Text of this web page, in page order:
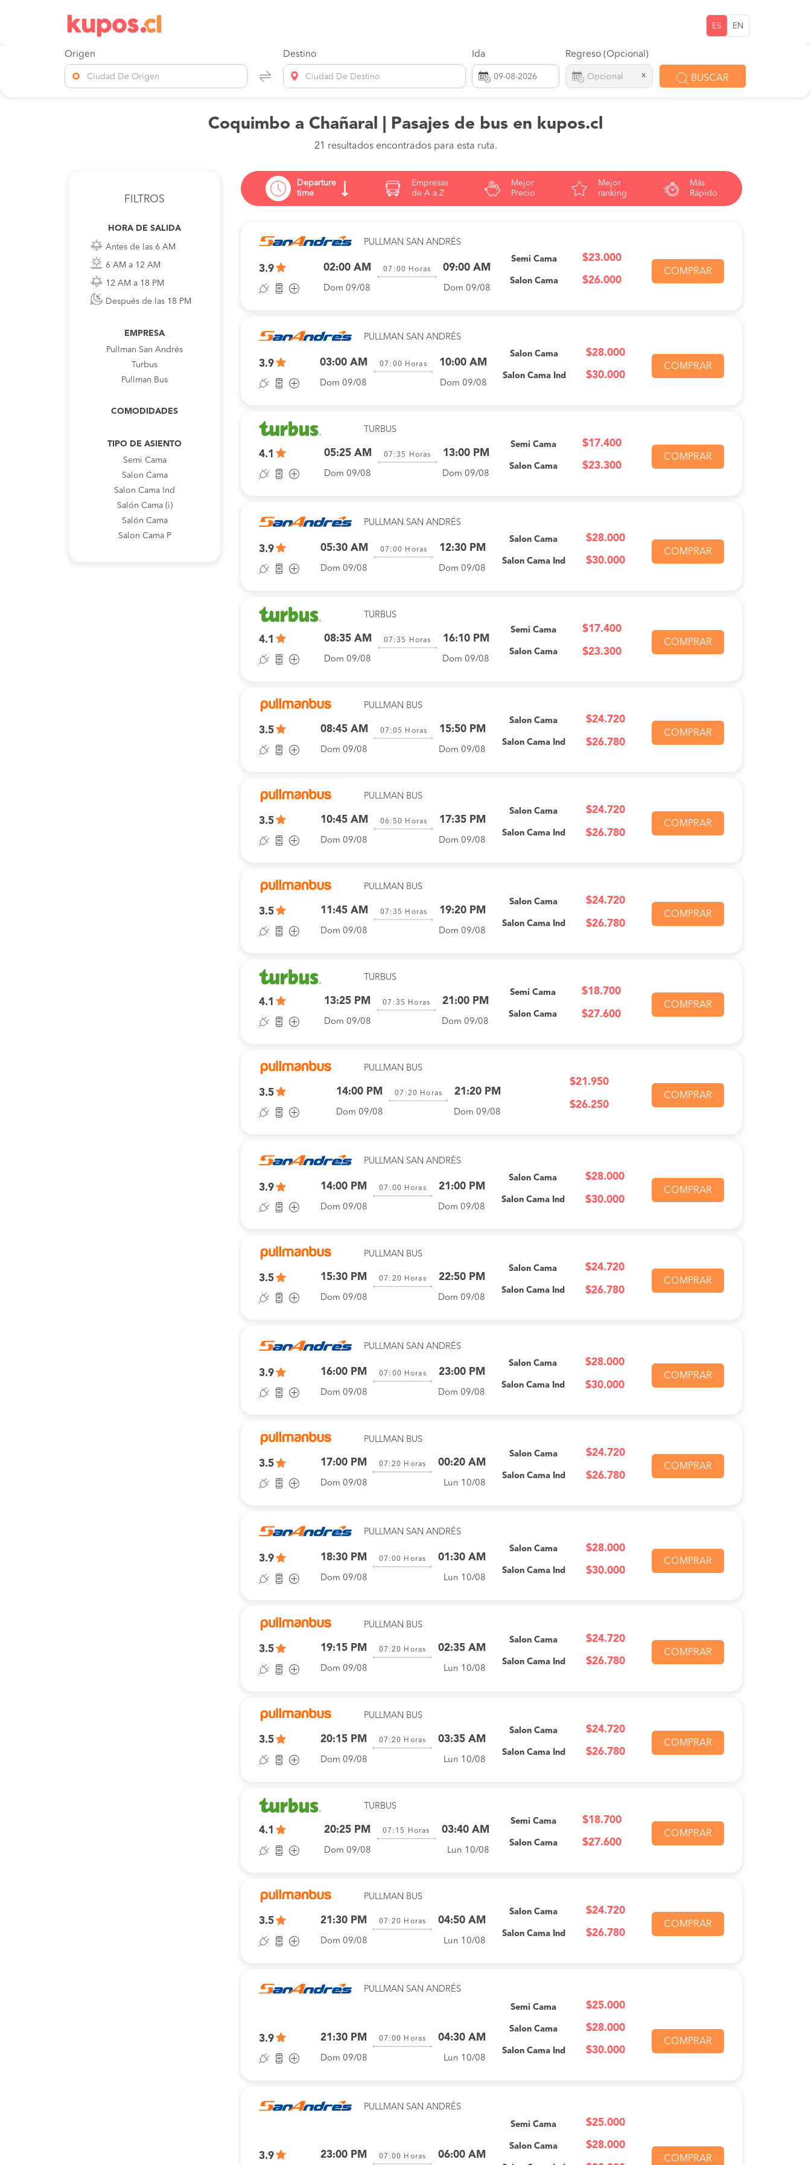
ES EN
Origen
Ciudad De Origen
Destino
Ciudad De Destino
Ida Regreso (Opcional)
x BUSCAR
Coquimbo a Chañaral | Pasajes de bus en kupos.cl
21 resultados encontrados para esta ruta.
FILTROS
HORA DE SALIDA
Antes de las 6 AM
6 AM a 12 AM
12 AM a 18 PM
Después de las 18 PM
EMPRESA
Pullman San Andrés
Turbus
Pullman Bus
COMODIDADES
TIPO DE ASIENTO
Semi Cama
Salon Cama
Salon Cama Ind
Salón Cama (i)
Salón Cama
Salon Cama P
Departure
time
Empresas
de A a Z
Mejor
Precio
Mejor
ranking
Más
Rápido
PULLMAN SAN ANDRÉS
3.9 02:00 AM 07:00 Horas 09:00 AM
Dom 09/08 Dom 09/08
Semi Cama
Salon Cama
$23.000
$26.000
COMPRAR
PULLMAN SAN ANDRÉS
3.9 03:00 AM 07:00 Horas 10:00 AM
Dom 09/08 Dom 09/08
Salon Cama
Salon Cama Ind
$28.000
$30.000
COMPRAR
TURBUS
4.1 05:25 AM 07:35 Horas 13:00 PM
Dom 09/08 Dom 09/08
Semi Cama
Salon Cama
$17.400
$23.300
COMPRAR
PULLMAN SAN ANDRÉS
3.9 05:30 AM 07:00 Horas 12:30 PM
Dom 09/08 Dom 09/08
Salon Cama
Salon Cama Ind
$28.000
$30.000
COMPRAR
TURBUS
4.1 08:35 AM 07:35 Horas 16:10 PM
Dom 09/08 Dom 09/08
Semi Cama
Salon Cama
$17.400
$23.300
COMPRAR
PULLMAN BUS
3.5 08:45 AM 07:05 Horas 15:50 PM
Dom 09/08 Dom 09/08
Salon Cama
Salon Cama Ind
$24.720
$26.780
COMPRAR
PULLMAN BUS
3.5 10:45 AM 06:50 Horas 17:35 PM
Dom 09/08 Dom 09/08
Salon Cama
Salon Cama Ind
$24.720
$26.780
COMPRAR
PULLMAN BUS
3.5 11:45 AM 07:35 Horas 19:20 PM
Dom 09/08 Dom 09/08
Salon Cama
Salon Cama Ind
$24.720
$26.780
COMPRAR
TURBUS
4.1 13:25 PM 07:35 Horas 21:00 PM
Dom 09/08 Dom 09/08
Semi Cama
Salon Cama
$18.700
$27.600
COMPRAR
PULLMAN BUS
3.5 14:00 PM 07:20 Horas 21:20 PM
Dom 09/08 Dom 09/08
$21.950
$26.250
COMPRAR
PULLMAN SAN ANDRÉS
3.9 14:00 PM 07:00 Horas 21:00 PM
Dom 09/08 Dom 09/08
Salon Cama
Salon Cama Ind
$28.000
$30.000
COMPRAR
PULLMAN BUS
3.5 15:30 PM 07:20 Horas 22:50 PM
Dom 09/08 Dom 09/08
Salon Cama
Salon Cama Ind
$24.720
$26.780
COMPRAR
PULLMAN SAN ANDRÉS
3.9 16:00 PM 07:00 Horas 23:00 PM
Dom 09/08 Dom 09/08
Salon Cama
Salon Cama Ind
$28.000
$30.000
COMPRAR
PULLMAN BUS
3.5 17:00 PM 07:20 Horas 00:20 AM
Dom 09/08 Lun 10/08
Salon Cama
Salon Cama Ind
$24.720
$26.780
COMPRAR
PULLMAN SAN ANDRÉS
3.9 18:30 PM 07:00 Horas 01:30 AM
Dom 09/08 Lun 10/08
Salon Cama
Salon Cama Ind
$28.000
$30.000
COMPRAR
PULLMAN BUS
3.5 19:15 PM 07:20 Horas 02:35 AM
Dom 09/08 Lun 10/08
Salon Cama
Salon Cama Ind
$24.720
$26.780
COMPRAR
PULLMAN BUS
3.5 20:15 PM 07:20 Horas 03:35 AM
Dom 09/08 Lun 10/08
Salon Cama
Salon Cama Ind
$24.720
$26.780
COMPRAR
TURBUS
4.1 20:25 PM 07:15 Horas 03:40 AM
Dom 09/08 Lun 10/08
Semi Cama
Salon Cama
$18.700
$27.600
COMPRAR
PULLMAN BUS
3.5 21:30 PM 07:20 Horas 04:50 AM
Dom 09/08 Lun 10/08
Salon Cama
Salon Cama Ind
$24.720
$26.780
COMPRAR
PULLMAN SAN ANDRÉS
3.9 21:30 PM 07:00 Horas 04:30 AM
Dom 09/08 Lun 10/08
Semi Cama
Salon Cama
Salon Cama Ind
$25.000
$28.000
$30.000
COMPRAR
PULLMAN SAN ANDRÉS
3.9 23:00 PM 07:00 Horas 06:00 AM
Semi Cama
Salon Cama
$25.000
$28.000
COMPRAR